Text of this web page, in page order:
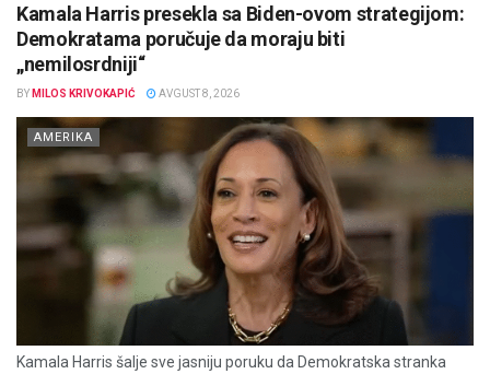
Kamala Harris presekla sa Biden-ovom strategijom:
Demokratama poručuje da moraju biti
„nemilosrdniji“
BY MILOS KRIVOKAPIĆ AVGUST 8, 2026
AMERIKA
Kamala Harris šalje sve jasniju poruku da Demokratska stranka